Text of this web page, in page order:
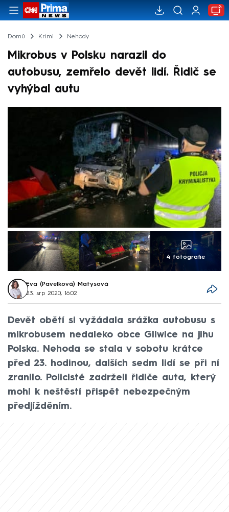
Domů Krimi Nehody
Mikrobus v Polsku narazil do
autobusu, zemřelo devět lidí. Řidič se
vyhýbal autu
4 fotografie
Eva (Pavelková) Matysová
23. srp 2020, 16:02
Devět obětí si vyžádala srážka autobusu s
mikrobusem nedaleko obce Gliwice na jihu
Polska. Nehoda se stala v sobotu krátce
před 23. hodinou, dalších sedm lidí se při ní
zranilo. Policisté zadrželi řidiče auta, který
mohl k neštěstí přispět nebezpečným
předjížděním.